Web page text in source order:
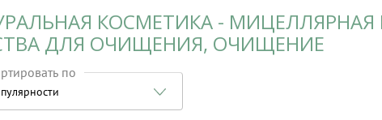
КОСМЕТИКА -
ДЛЯ ОЧИЩЕНИЯ, ОЧИЩЕНИЕ
по